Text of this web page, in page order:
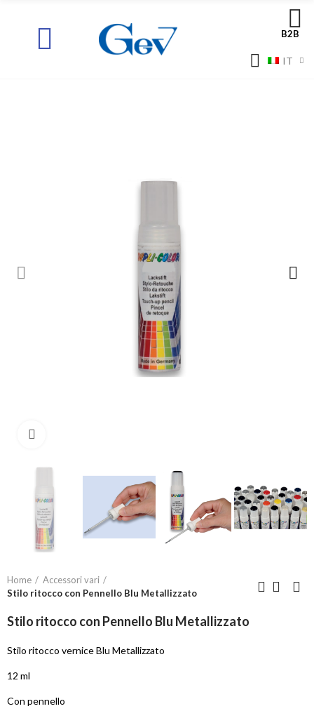
B2B
IT
Home
Accessori vari
Stilo ritocco con Pennello Blu Metallizzato
Stilo ritocco con Pennello Blu Metallizzato
Stilo ritocco vernice Blu Metallizzato
12 ml
Con pennello